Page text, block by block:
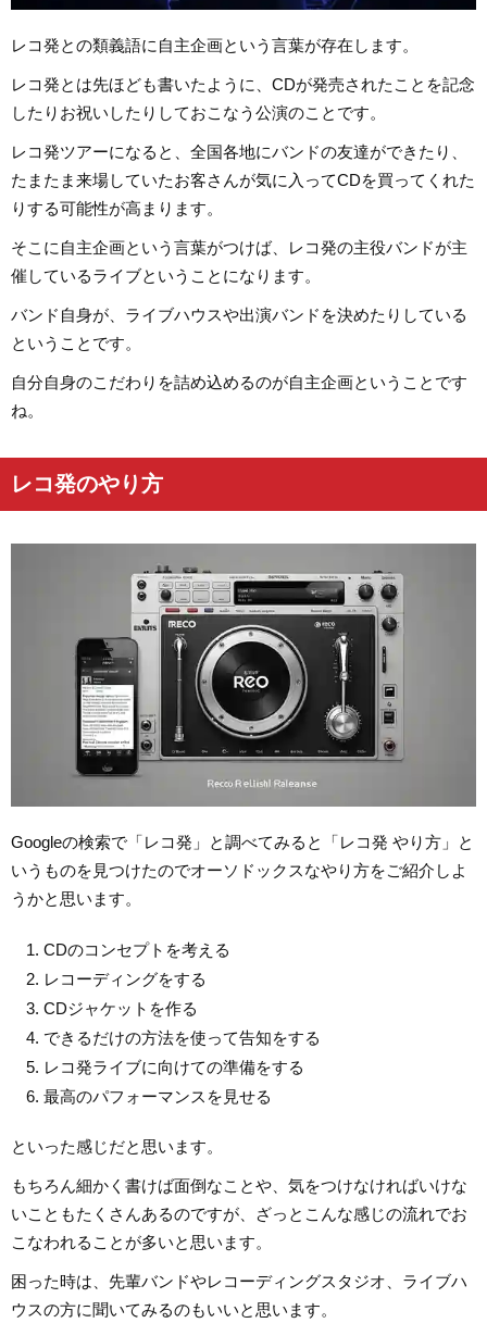
レコ発との類義語に自主企画という言葉が存在します。
レコ発とは先ほども書いたように、CDが発売されたことを記念
したりお祝いしたりしておこなう公演のことです。
レコ発ツアーになると、全国各地にバンドの友達ができたり、
たまたま来場していたお客さんが気に入ってCDを買ってくれた
りする可能性が高まります。
そこに自主企画という言葉がつけば、レコ発の主役バンドが主
催しているライブということになります。
バンド自身が、ライブハウスや出演バンドを決めたりしている
ということです。
自分自身のこだわりを詰め込めるのが自主企画ということです
ね。
レコ発のやり方
Googleの検索で「レコ発」と調べてみると「レコ発 やり方」と
いうものを見つけたのでオーソドックスなやり方をご紹介しよ
うかと思います。
CDのコンセプトを考える
レコーディングをする
CDジャケットを作る
できるだけの方法を使って告知をする
レコ発ライブに向けての準備をする
最高のパフォーマンスを見せる
といった感じだと思います。
もちろん細かく書けば面倒なことや、気をつけなければいけな
いこともたくさんあるのですが、ざっとこんな感じの流れでお
こなわれることが多いと思います。
困った時は、先輩バンドやレコーディングスタジオ、ライブハ
ウスの方に聞いてみるのもいいと思います。